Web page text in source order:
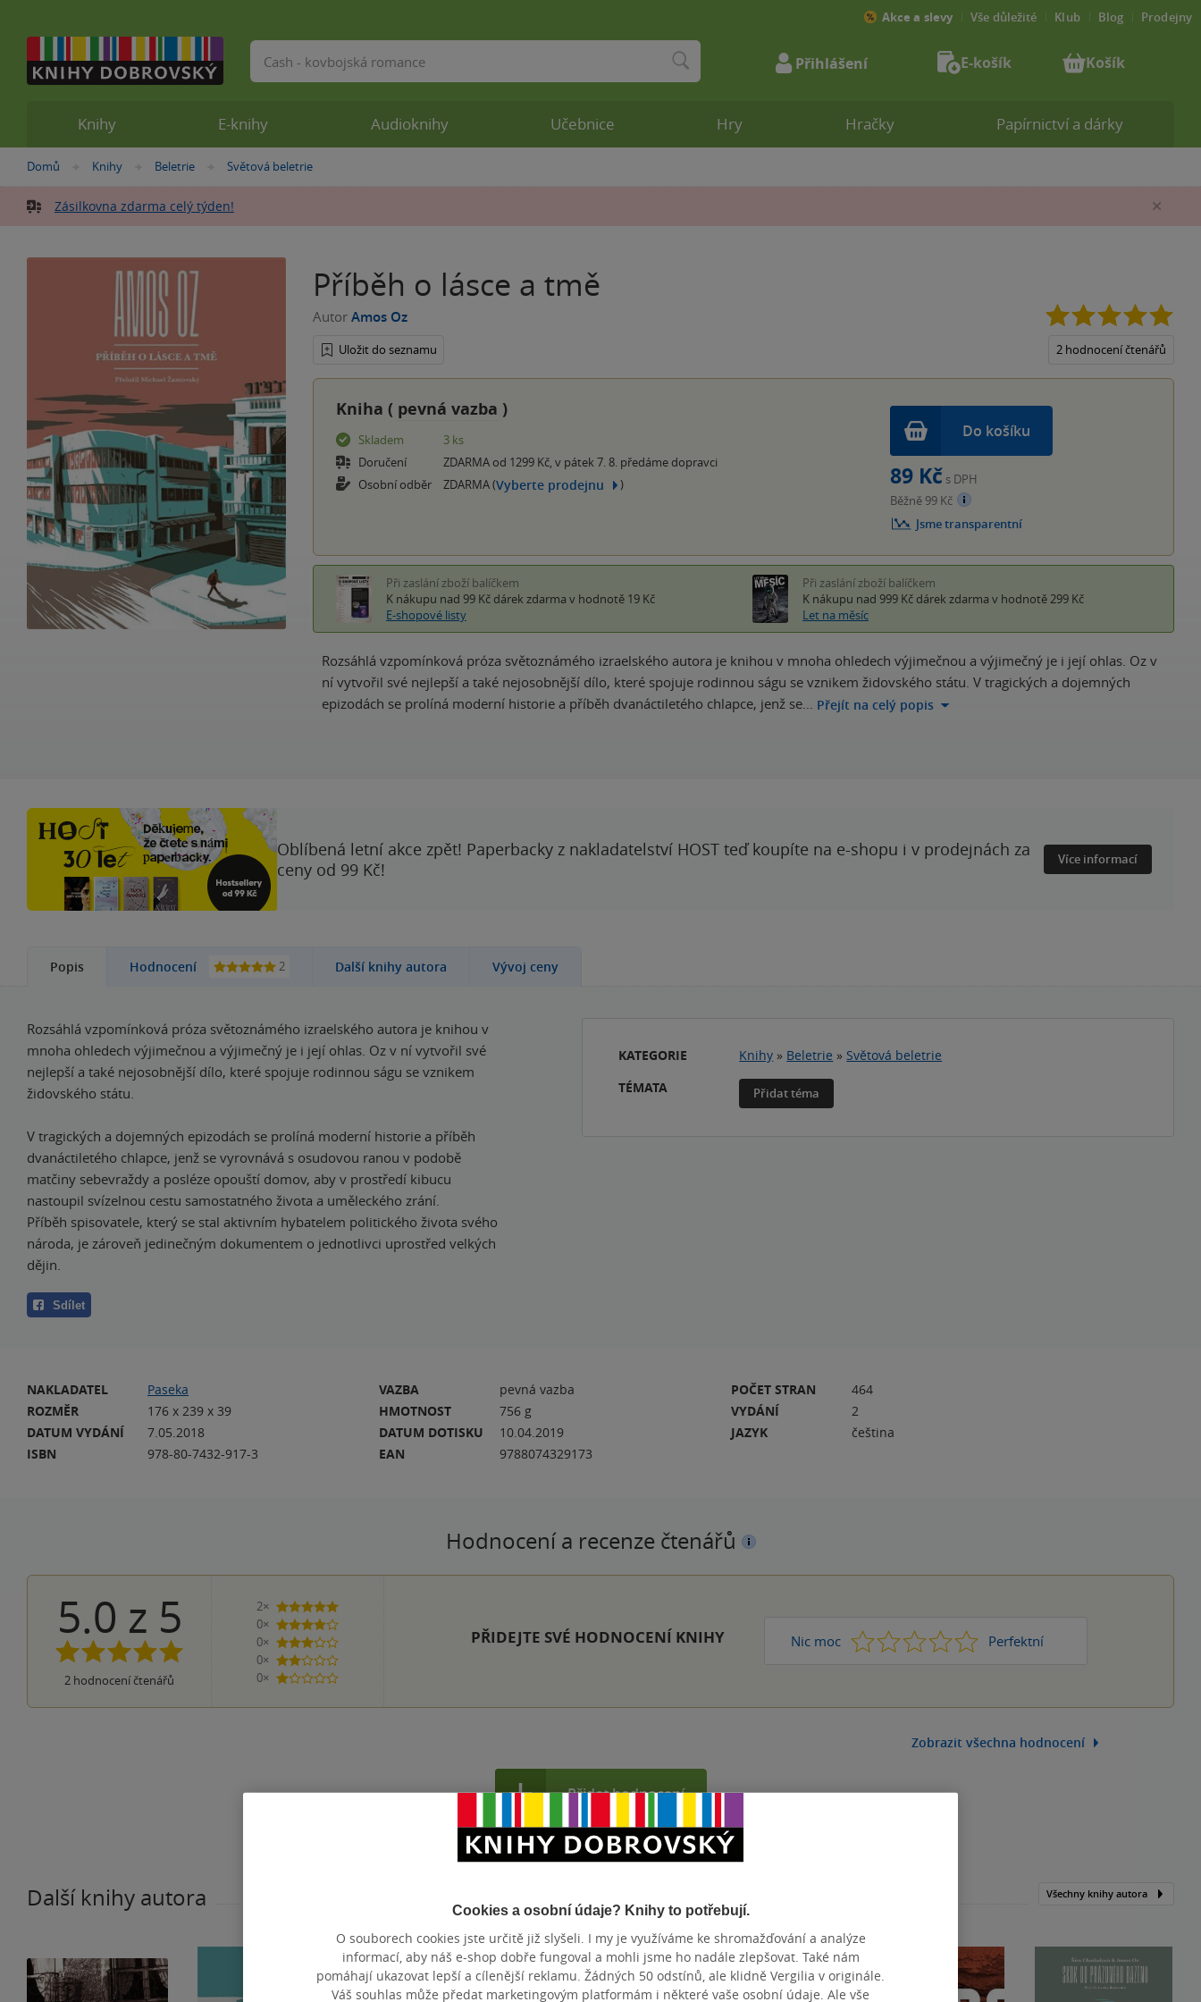
Nacházíte
zde:
Domů »
Knihy »
Beletrie »
Světová beletrie
Zásilkovna zdarma celý týden!
Příběh o lásce a tmě
Autor Amos Oz
Uložit do seznamu 2 hodnocení čtenářů
Kniha ( pevná vazba )
Skladem
3 ks
Doručení
ZDARMA od 1299 Kč, v pátek 7. 8. předáme dopravci
Osobní odběr
ZDARMA (Vyberte prodejnu )
Do košíku
89 Kč s DPH
Běžně 99 Kč
Jsme transparentní
Při zaslání zboží balíčkem
K nákupu nad 99 Kč dárek zdarma v hodnotě 19 Kč
E-shopové listy
Při zaslání zboží balíčkem
K nákupu nad 999 Kč dárek zdarma v hodnotě 299 Kč
Let na měsíc
Rozsáhlá vzpomínková próza světoznámého izraelského autora je knihou v mnoha ohledech výjimečnou a výjimečný je i její ohlas. Oz v
ní vytvořil své nejlepší a také nejosobnější dílo, které spojuje rodinnou ságu se vznikem židovského státu. V tragických a dojemných
epizodách se prolíná moderní historie a příběh dvanáctiletého chlapce, jenž se… Přejít na celý popis
Oblíbená letní akce zpět! Paperbacky z nakladatelství HOST teď koupíte na e-shopu i v prodejnách za
ceny od 99 Kč!
Více informací
Popis Hodnocení 2 Další knihy autora Vývoj ceny
Rozsáhlá vzpomínková próza světoznámého izraelského autora je knihou v
mnoha ohledech výjimečnou a výjimečný je i její ohlas. Oz v ní vytvořil své
nejlepší a také nejosobnější dílo, které spojuje rodinnou ságu se vznikem
židovského státu.
V tragických a dojemných epizodách se prolíná moderní historie a příběh
dvanáctiletého chlapce, jenž se vyrovnává s osudovou ranou v podobě
matčiny sebevraždy a posléze opouští domov, aby v prostředí kibucu
nastoupil svízelnou cestu samostatného života a uměleckého zrání.
Příběh spisovatele, který se stal aktivním hybatelem politického života svého
národa, je zároveň jedinečným dokumentem o jednotlivci uprostřed velkých
dějin.
Sdílet
KATEGORIE Knihy » Beletrie » Světová beletrie
TÉMATA
Přidat téma
NAKLADATEL
Paseka
ROZMĚR
176 x 239 x 39
DATUM VYDÁNÍ
7.05.2018
ISBN
978-80-7432-917-3
VAZBA
pevná vazba
HMOTNOST
756 g
DATUM DOTISKU
10.04.2019
EAN
9788074329173
POČET STRAN
464
VYDÁNÍ
2
JAZYK
čeština
Hodnocení a recenze čtenářů
5.0 z 5
2 hodnocení čtenářů
2×
5 hvězdiček
0×
4 hvězdičky
0×
3 hvězdičky
0×
2 hvězdičky
0×
1 hvezdička
PŘIDEJTE SVÉ HODNOCENÍ KNIHY Nic moc 1 2 3 4 Perfektní
5
Zobrazit všechna hodnocení
Přidat hodnocení
Další knihy autora Všechny knihy autora
Knihy E-knihy Audioknihy Učebnice Hry Hračky Papírnictví a dárky
Akce a slevy Vše důležité Klub Blog Prodejny
Vyhledávání Přihlášení E-košík Košík
Cookies a osobní údaje? Knihy to potřebují.
O souborech cookies jste určitě již slyšeli. I my je využíváme ke shromažďování a analýze
informací, aby náš e-shop dobře fungoval a mohli jsme ho nadále zlepšovat. Také nám
pomáhají ukazovat lepší a cílenější reklamu. Žádných 50 odstínů, ale klidně Vergilia v originále.
Váš souhlas může předat marketingovým platformám i některé vaše osobní údaje. Ale vše